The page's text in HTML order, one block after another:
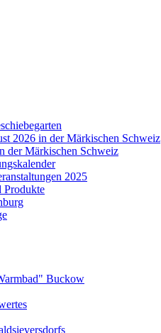
2026 in der Märkischen Schweiz
der Märkischen Schweiz
2025
Produkte
Buckow